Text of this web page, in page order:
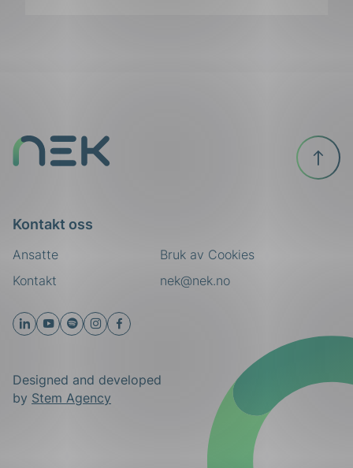
Kontakt oss
Ansatte
nek@nek.no
Kontakt
Bruk av Cookies
Designed and developed
by Stem Agency
Til
toppen